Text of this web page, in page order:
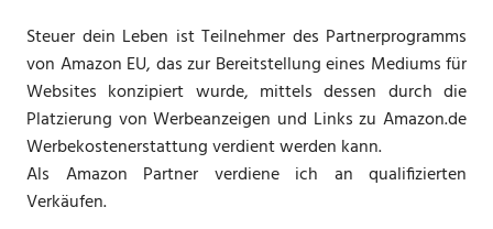
Steuer dein Leben ist Teilnehmer des Partnerprogramms
von Amazon EU, das zur Bereitstellung eines Mediums für
Websites konzipiert wurde, mittels dessen durch die
Platzierung von Werbeanzeigen und Links zu Amazon.de
Werbekostenerstattung verdient werden kann.
Als Amazon Partner verdiene ich an qualifizierten
Verkäufen.